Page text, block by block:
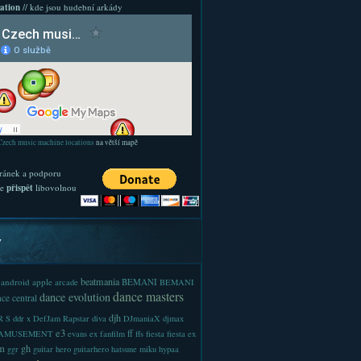
// kde jsou hudební arkády
music machine locations na větší mapě
a podporu
přispětlibovolnou
android apple arcade beatmania BEMANI BEMANI
central dance evolutiondance masters
S ddr x DefJam Rapstar diva djh DJmaniaX djmax
e3 evans ex fanfilm ff ffs fiesta fiesta ex
ggr gh guitar hero guitarhero hatsune miku hypaa